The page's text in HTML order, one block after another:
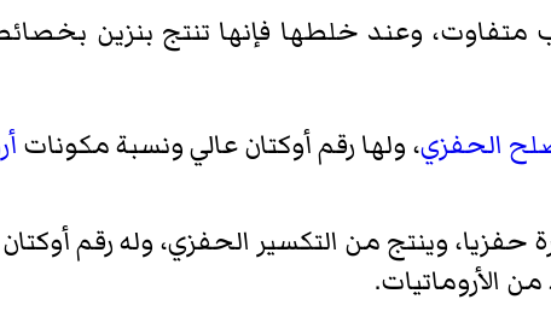
متفاوت، وعند خلطها فإنها تنتج بنزين
الحفزي، ولها رقم أوكتان عالي ونسبة مكونات
حفزيا، وينتج من التكسير الحفزي، وله رقم
الأروماتيات.